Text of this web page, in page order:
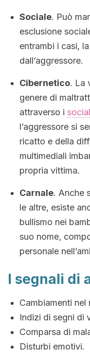
Sociale. Può
esclusione
entrambi i casi,
dall’aggressore.
Cibernetico. La
genere di
attraverso i
l’aggressore si
ricatto e della
multimediali
propria vittima.
Carnale. Anche
le altre, esiste
bullismo nei
suo nome,
personale
I segnali di
Cambiamenti
Indizi di segni di
Comparsa di
Disturbi emotivi.